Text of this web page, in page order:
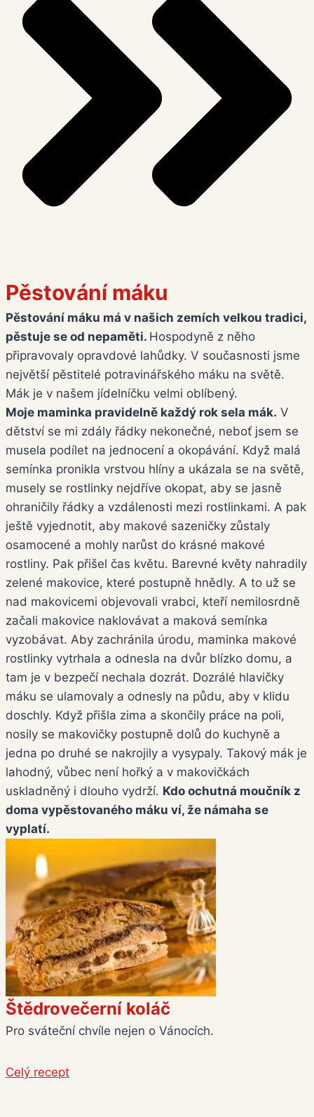
Pěstování máku
Pěstování máku má v našich zemích velkou tradici,
pěstuje se od nepaměti. Hospodyně z něho
připravovaly opravdové lahůdky. V současnosti jsme
největší pěstitelé potravinářského máku na světě.
Mák je v našem jídelníčku velmi oblíbený.
Moje maminka pravidelně každý rok sela mák. V
dětství se mi zdály řádky nekonečné, neboť jsem se
musela podílet na jednocení a okopávání. Když malá
semínka pronikla vrstvou hlíny a ukázala se na světě,
musely se rostlinky nejdříve okopat, aby se jasně
ohraničily řádky a vzdálenosti mezi rostlinkami. A pak
ještě vyjednotit, aby makové sazeničky zůstaly
osamocené a mohly narůst do krásné makové
rostliny. Pak přišel čas květu. Barevné květy nahradily
zelené makovice, které postupně hnědly. A to už se
nad makovicemi objevovali vrabci, kteří nemilosrdně
začali makovice naklovávat a maková semínka
vyzobávat. Aby zachránila úrodu, maminka makové
rostlinky vytrhala a odnesla na dvůr blízko domu, a
tam je v bezpečí nechala dozrát. Dozrálé hlavičky
máku se ulamovaly a odnesly na půdu, aby v klidu
doschly. Když přišla zima a skončily práce na poli,
nosily se makovičky postupně dolů do kuchyně a
jedna po druhé se nakrojily a vysypaly. Takový mák je
lahodný, vůbec není hořký a v makovičkách
uskladněný i dlouho vydrží. Kdo ochutná moučník z
doma vypěstovaného máku ví, že námaha se
vyplatí.
Štědrovečerní koláč
Pro sváteční chvíle nejen o Vánocích.
Celý recept